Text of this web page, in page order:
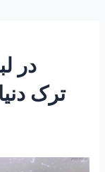
در
ترک
۶۴